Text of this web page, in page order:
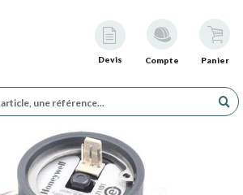
Devis Compte Panier